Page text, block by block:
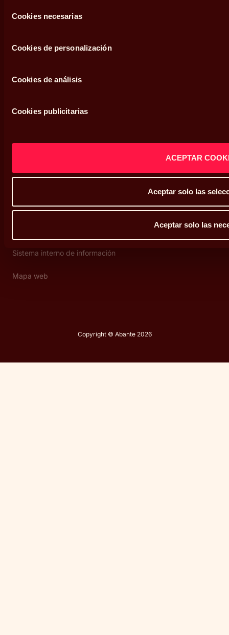
deCookies necesarias
Cookies de personalización
Cookies de análisis
Cookies publicitarias
ACEPTAR
Aceptar solo las
Aceptar solo las
Empresas
Política de cookies
Sistema interno de información
Mapa web
Copyright © Abante 2026